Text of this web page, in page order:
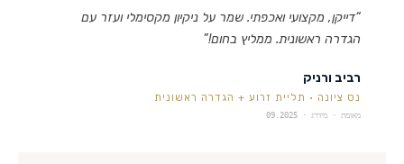
“דייקן, מקצועי ואכפתי. שמר על ניקיון מקסימלי ועזר עם
הגדרה ראשונית. ממליץ בחום!”
רביב ורניק
נס ציונה · תליית זרוע + הגדרה ראשונית
מאומת · מידרג · 09.2025